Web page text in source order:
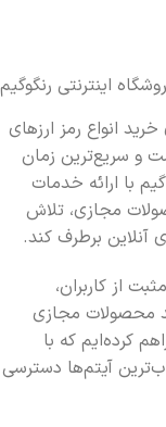
اینترنتی رنگوگیم
انواع رمز ارزهای
و سریع‌ترین زمان
با ارائه خدمات
مجازی، تلاش
آنلاین برطرف کند.
مثبت از کاربران،
محصولات مجازی
کرده‌ایم که با
آیتم‌ها دسترسی